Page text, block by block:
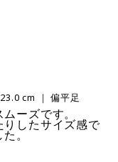
cm ｜ 偏平足
ーズです。
りしたサイズ感で
。